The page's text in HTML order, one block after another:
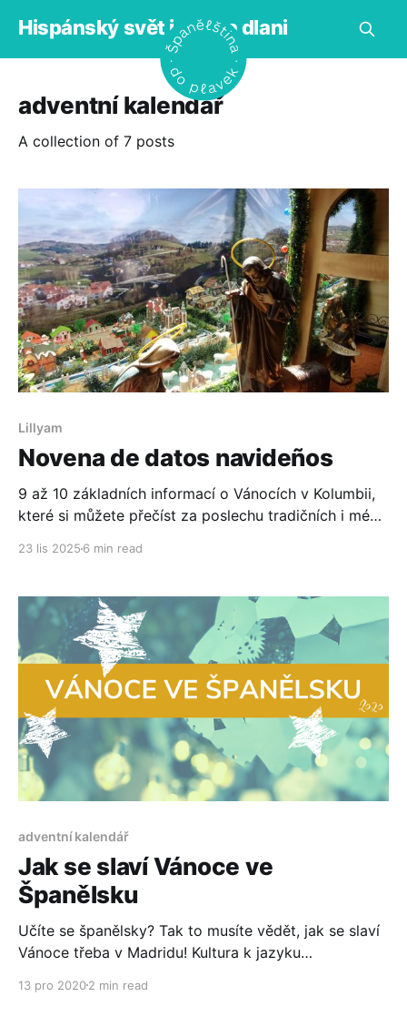
Hispánský svět jako na dlani
adventní kalendář
A collection of 7 posts
Lillyam
Novena de datos navideños
9 až 10 základních informací o Vánocích v Kolumbii,
které si můžete přečíst za poslechu tradičních i méně
samozřejmě)
23 lis 2025 6 min read
adventní kalendář
Jak se slaví Vánoce ve
Španělsku
Učíte se španělsky? Tak to musíte vědět, jak se slaví
Vánoce třeba v Madridu! Kultura k jazyku
prezentaci, ať jste v obraze.
13 pro 20202 min read